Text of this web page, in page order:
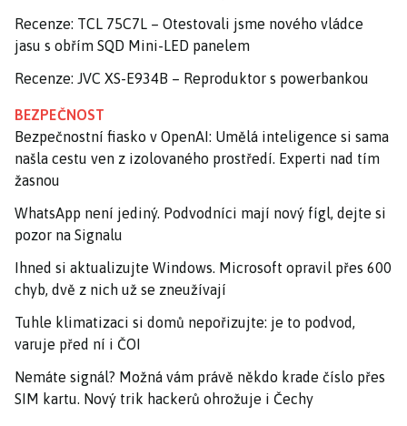
Recenze: TCL 75C7L – Otestovali jsme nového vládce
jasu s obřím SQD Mini-LED panelem
Recenze: JVC XS-E934B – Reproduktor s powerbankou
BEZPEČNOST
Bezpečnostní fiasko v OpenAI: Umělá inteligence si sama
našla cestu ven z izolovaného prostředí. Experti nad tím
žasnou
WhatsApp není jediný. Podvodníci mají nový fígl, dejte si
pozor na Signalu
Ihned si aktualizujte Windows. Microsoft opravil přes 600
chyb, dvě z nich už se zneužívají
Tuhle klimatizaci si domů nepořizujte: je to podvod,
varuje před ní i ČOI
Nemáte signál? Možná vám právě někdo krade číslo přes
SIM kartu. Nový trik hackerů ohrožuje i Čechy